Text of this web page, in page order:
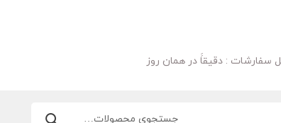
سفارشات : دقیقاََ در همان روز